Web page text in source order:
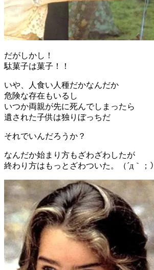
だがしかし！
駄菓子は菓子！！
いや、人食い人種だかなんだか
危険な存在もいるし
いつか両親が先に死んでしまったら
遺された子供は独りぼっちだ
それでいんだろうか？
なんだか始まり方もざわざわしたが
終わり方はもっとざわついた。（´д｀；